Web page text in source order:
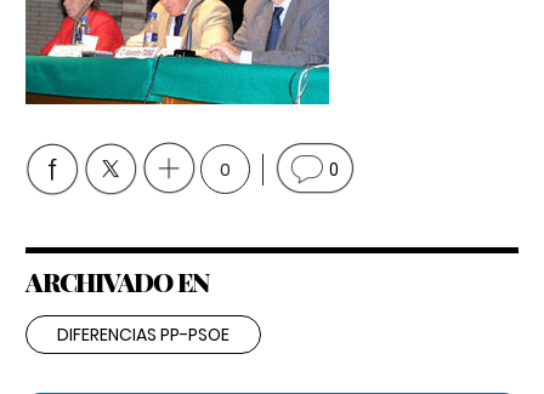
0 0
ARCHIVADO EN
DIFERENCIAS PP-PSOE